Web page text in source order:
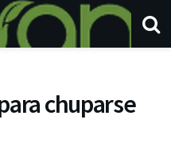
chuparse